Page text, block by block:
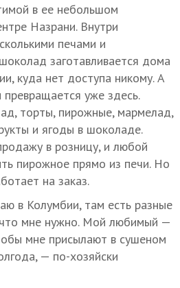
в ее небольшом
Назрани. Внутри
печами и
заготавливается дома
куда нет доступа никому. А
уже здесь.
торты, пирожные, мармелад,
и ягоды в шоколаде.
в розницу, и любой
пирожное прямо из печи. Но
на заказ.
в Колумбии, там есть разные
мне нужно. Мой любимый —
мне присылают в сушеном
— по-хозяйски